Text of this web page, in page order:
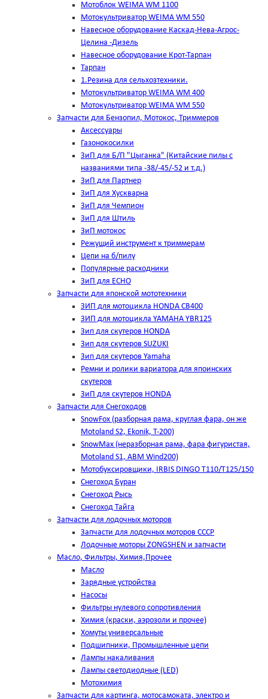
Мотоблок WEIMA WM 1100
Мотокультриватор WEIMA WM 550
Навесное оборудование Каскад-Нева-Агрос-
Целина -Дизель
Навесное оборудование Крот-Тарпан
Тарпан
1.Резина для сельхозтехники.
Мотокультриватор WEIMA WM 400
Мотокультриватор WEIMA WM 550
Запчасти для Бензопил, Мотокос, Триммеров
Аксессуары
Газонокосилки
ЗиП для Б/П "Цыганка" (Китайские пилы с
названиями типа -38/-45/-52 и т.д.)
ЗиП для Партнер
ЗиП для Хускварна
ЗиП для Чемпион
ЗиП для Штиль
ЗиП мотокос
Режущий инструмент к триммерам
Цепи на б/пилу
Популярные расходники
ЗиП для ЕСНО
Запчасти для японской мототехники
ЗИП для мотоцикла HONDA CB400
ЗИП для мотоцикла YAMAHA YBR125
Зип для скутеров HONDA
Зип для скутеров SUZUKI
Зип для скутеров Yamaha
Ремни и ролики вариатора для япоинских
скутеров
ЗиП для скутеров HONDA
Запчасти для Снегоходов
SnowFox (разборная рама, круглая фара, он же
Motoland S2, Ekonik, T-200)
SnowMax (неразборная рама, фара фигуристая,
Motoland S1, ABM Wind200)
Мотобуксировщики, IRBIS DINGO Т110/Т125/150
Снегоход Буран
Снегоход Рысь
Снегоход Тайга
Запчасти для лодочных моторов
Запчасти для лодочных моторов СССР
Лодочные моторы ZONGSHEN и запчасти
Масло, Фильтры, Химия,Прочее
Масло
Зарядные устройства
Насосы
Фильтры нулевого сопротивления
Химия (краски, аэрозоли и прочее)
Хомуты универсальные
Подшипники, Промышленные цепи
Лампы накаливания
Лампы светодиодные (LED)
Мотохимия
Запчасти для картинга, мотосамоката, электро и